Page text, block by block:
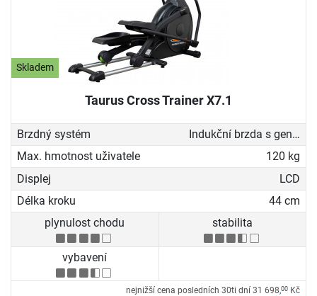
Skladem
Taurus Cross Trainer X7.1
Brzdný systém
Indukční brzda s generátorem
Max. hmotnost uživatele
120 kg
Displej
LCD
Délka kroku
44 cm
plynulost chodu
stabilita
vybavení
nejnižší cena posledních 30ti dní 31 698,00 Kč